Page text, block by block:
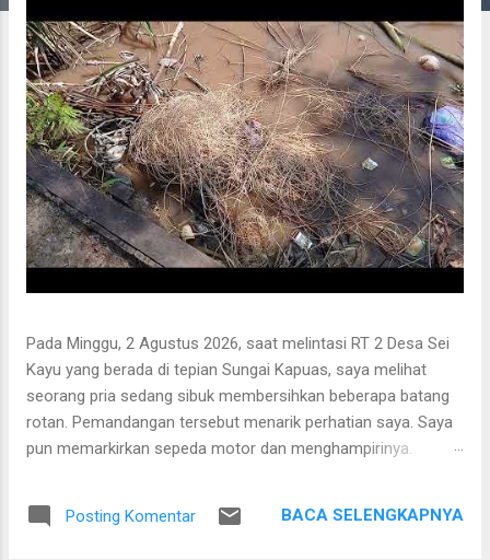
Pada Minggu, 2 Agustus 2026, saat melintasi RT 2 Desa Sei
Kayu yang berada di tepian Sungai Kapuas, saya melihat
seorang pria sedang sibuk membersihkan beberapa batang
rotan. Pemandangan tersebut menarik perhatian saya. Saya
pun memarkirkan sepeda motor dan menghampirinya.
mengenai proses pengolahan rotan hingga menjadi bahan
baku tikar anyaman. Di tangan masyarakat setempat, rotan
Posting Komentar BACA SELENGKAPNYA